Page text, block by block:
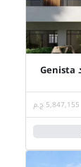
شقة للبيع 130م في كمبوند جينستا الشيخ زايد Genista
5,847,155 ج.م